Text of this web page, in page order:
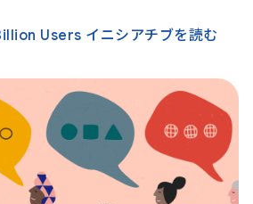
Users イニシアチブを読む